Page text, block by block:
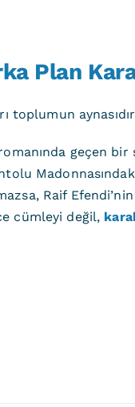
Plan
toplumun
geçen
Raif Efendi’nin
cümleyi değil,